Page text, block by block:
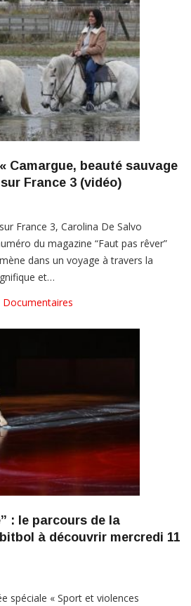
Camargue, beauté sauvage
France 3 (vidéo)
France 3, Carolina De Salvo
du magazine “Faut pas rêver”
dans un voyage à travers la
et…
Documentaires
: le parcours de la
à découvrir mercredi 11
spéciale « Sport et violences